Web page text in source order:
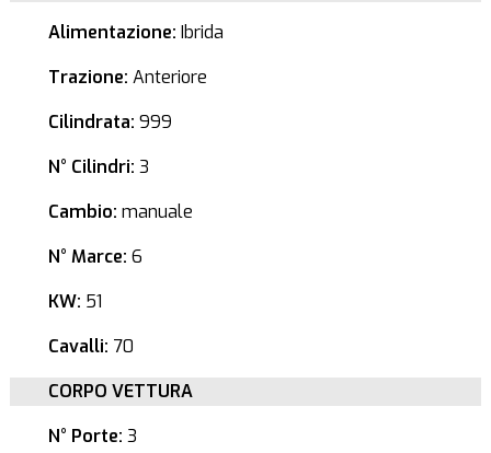
Alimentazione: Ibrida
Trazione: Anteriore
Cilindrata: 999
N° Cilindri: 3
Cambio: manuale
N° Marce: 6
KW: 51
Cavalli: 70
CORPO VETTURA
N° Porte: 3